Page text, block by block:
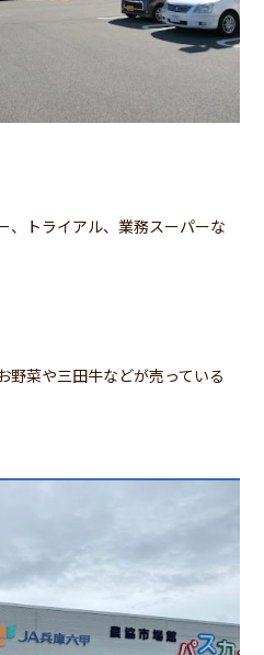
、トライアル、業務スーパーな
野菜や三田牛などが売っている